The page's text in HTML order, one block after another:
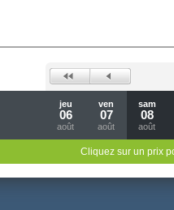
jeu
06
août
ven
07
août
sam
08
août
Cliquez sur un prix